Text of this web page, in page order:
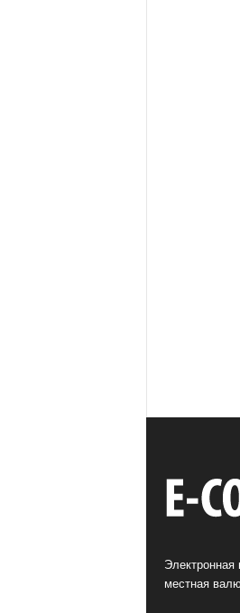
Электронная
местная